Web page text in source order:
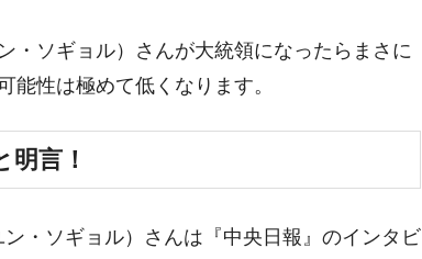
センター整備」⇒ だから無理だってば。
終わった」
ペーン」⇒ あの名物教授も登場！
利益80.2％も減少
・ソギョル）さんが大統領になったらまさに
性は極めて低くなります。
言！
・ソギョル）さんは『中央日報』のインタビ